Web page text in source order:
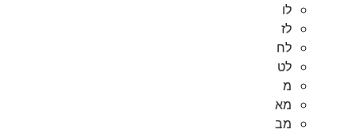
לו
לז
לח
לט
מ
מא
מב